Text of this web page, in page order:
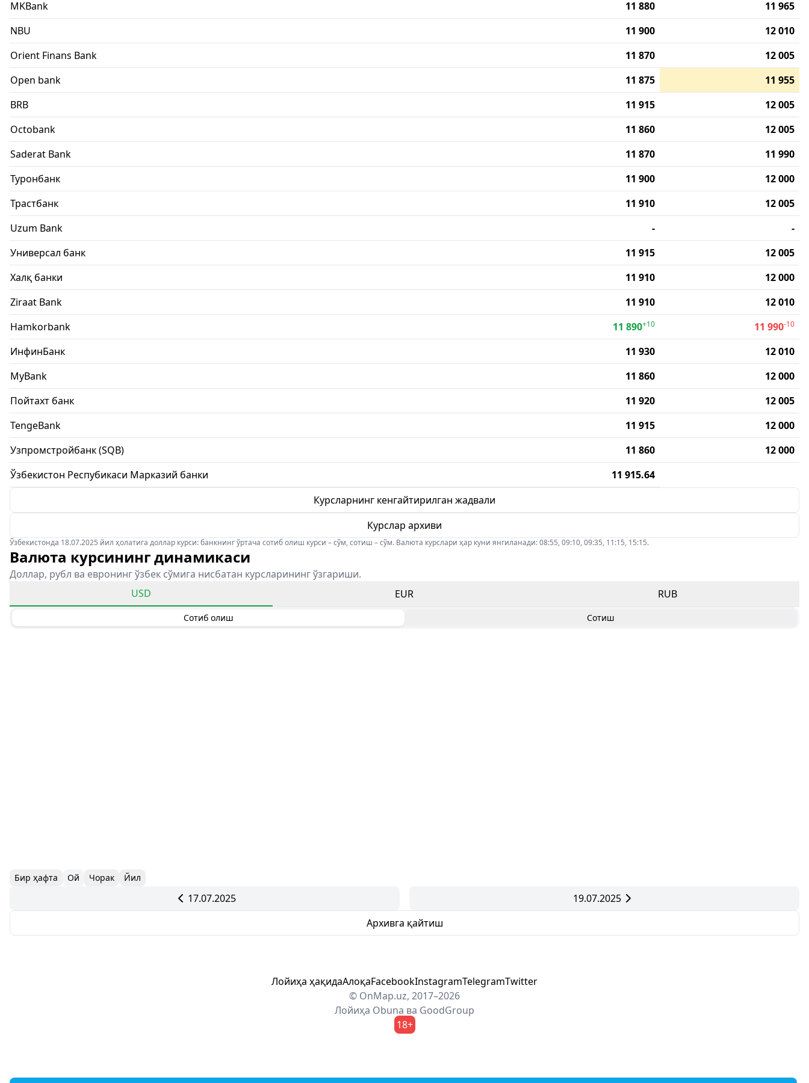
MKBank
11 880
11 965
NBU
11 900
12 010
Orient Finans Bank
11 870
12 005
Open bank
11 875
11 955
BRB
11 915
12 005
Octobank
11 860
12 005
Saderat Bank
11 870
11 990
Туронбанк
11 900
12 000
Трастбанк
11 910
12 005
Uzum Bank
-
-
Универсал банк
11 915
12 005
Халқ банки
11 910
12 000
Ziraat Bank
11 910
12 010
Hamkorbank
11 890+10 11 990-10
ИнфинБанк 11 930
12 010
MyBank
11 860
12 000
Пойтахт банк
11 920
12 005
TengeBank
11 915
12 000
Узпромстройбанк (SQB)
11 860
12 000
Ўзбекистон Респубикаси Марказий банки
11 915.64
Курсларнинг кенгайтирилган жадвали
Курслар архиви
Ўзбекистонда 18.07.2025 йил ҳолатига доллар курси: банкнинг ўртача сотиб олиш курси – сўм, сотиш – сўм. Валюта курслари ҳар куни янгиланади: 08:55, 09:10, 09:35, 11:15, 15:15.
Валюта курсининг динамикаси
Доллар, рубл ва евронинг ўзбек сўмига нисбатан курсларининг ўзгариши.
USD
EUR RUB
Сотиб олиш Сотиш
Бир ҳафта Ой Чорак Йил
17.07.2025
19.07.2025
Архивга қайтиш
Лойиҳа ҳақидаАлоқаFacebookInstagramTelegramTwitter
© OnMap.uz, 2017–2026
Лойиҳа Obuna ва GoodGroup
18+